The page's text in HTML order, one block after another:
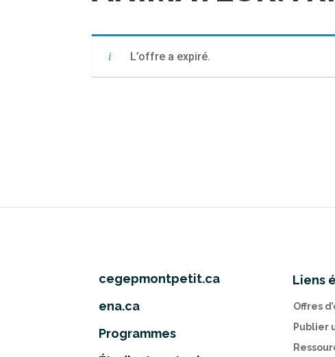
L’offre a expiré.
cegepmontpetit.ca
ena.ca
Programmes
Liens
Offres
Publier